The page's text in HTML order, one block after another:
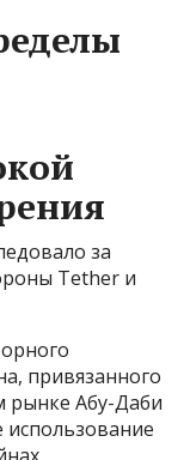
за
Tether и
привязанного
рынке Абу-Даби
использование